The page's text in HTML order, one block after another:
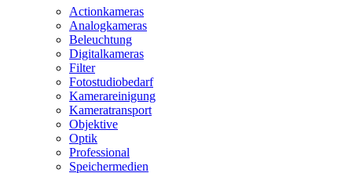
Actionkameras
Analogkameras
Beleuchtung
Digitalkameras
Filter
Fotostudiobedarf
Kamerareinigung
Kameratransport
Objektive
Optik
Professional
Speichermedien